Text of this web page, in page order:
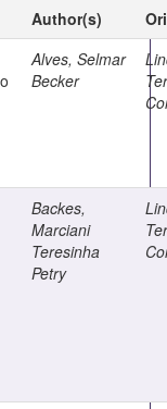
Author(s)
Alves, Selmar
Becker
Backes,
Marciani
Teresinha
Petry